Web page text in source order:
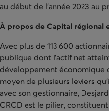
au début de l’année 2023 au
À propos de Capital régional
Avec plus de 113 600
publique dont l’actif net
développement économique
moyen de plusieurs leviers
avec son gestionnaire,
CRCD est le pilier,